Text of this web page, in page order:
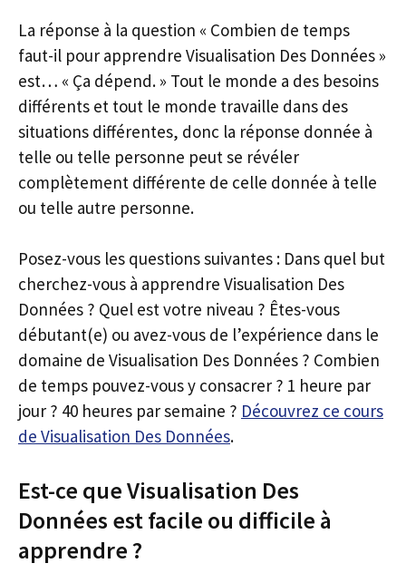
La réponse à la question « Combien de temps
faut-il pour apprendre Visualisation Des Données »
est… « Ça dépend. » Tout le monde a des besoins
différents et tout le monde travaille dans des
situations différentes, donc la réponse donnée à
telle ou telle personne peut se révéler
complètement différente de celle donnée à telle
ou telle autre personne.
Posez-vous les questions suivantes : Dans quel but
cherchez-vous à apprendre Visualisation Des
Données ? Quel est votre niveau ? Êtes-vous
débutant(e) ou avez-vous de l’expérience dans le
domaine de Visualisation Des Données ? Combien
de temps pouvez-vous y consacrer ? 1 heure par
jour ? 40 heures par semaine ? Découvrez ce cours
de Visualisation Des Données.
Est-ce que Visualisation Des
Données est facile ou difficile à
apprendre ?